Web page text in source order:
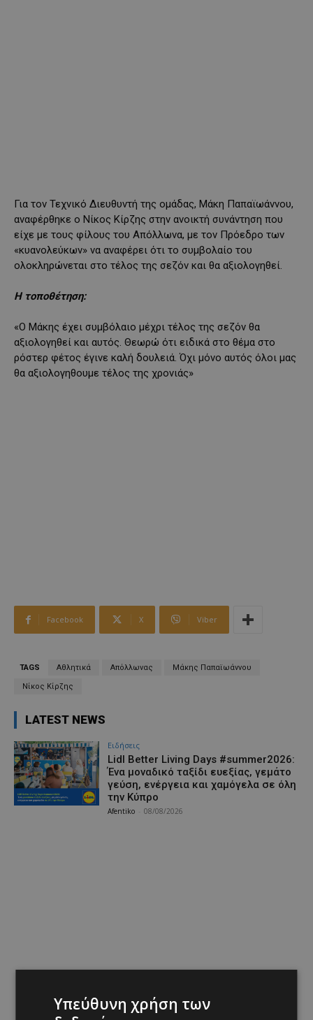
Για τον Τεχνικό Διευθυντή της ομάδας, Μάκη Παπαϊωάννου,
αναφέρθηκε ο Νίκος Κίρζης στην ανοικτή συνάντηση που
είχε με τους φίλους του Απόλλωνα, με τον Πρόεδρο των
«κυανολεύκων» να αναφέρει ότι το συμβολαίο του
ολοκληρώνεται στο τέλος της σεζόν και θα αξιολογηθεί.
Η τοποθέτηση:
«Ο Μάκης έχει συμβόλαιο μέχρι τέλος της σεζόν θα
αξιολογηθεί και αυτός. Θεωρώ ότι ειδικά στο θέμα στο
ρόστερ φέτος έγινε καλή δουλειά. Όχι μόνο αυτός όλοι μας
θα αξιολογηθουμε τέλος της χρονιάς»
Facebook X Viber
TAGS Αθλητικά Απόλλωνας Μάκης Παπαϊωάννου
Νίκος Κίρζης
LATEST NEWS
Ειδήσεις
Lidl Better Living Days #summer2026:
Ένα μοναδικό ταξίδι ευεξίας, γεμάτο
γεύση, ενέργεια και χαμόγελα σε όλη
την Κύπρο
Afentiko 08/08/2026
Υπεύθυνη χρήση των